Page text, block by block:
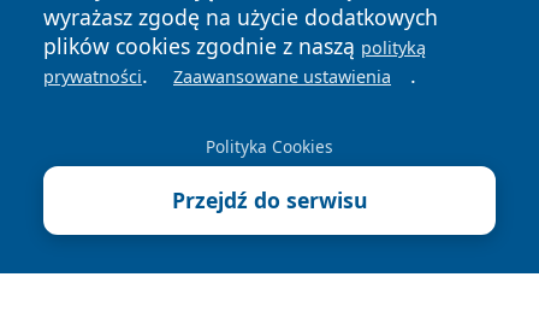
wyrażasz zgodę na użycie dodatkowych
plików cookies zgodnie z naszą polityką
prywatności. Zaawansowane ustawienia .
Polityka Cookies
Przejdź do serwisu
Copyright © 2026 wostrowcu.pl Wszystkie prawa zastrzeżone.
Prywatności